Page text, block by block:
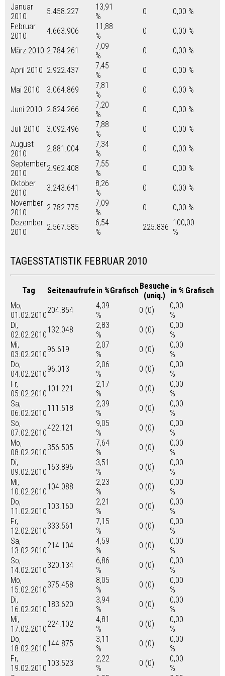
Januar
2010
5.458.227
13,91
%
0
0,00 %
Februar
2010
4.663.906
11,88
%
0 0,00 %
März 2010 2.784.261
7,09
%
0 0,00 %
April 2010 2.922.437
7,45
%
0 0,00 %
Mai 2010 3.064.869
7,81
%
0 0,00 %
Juni 2010 2.824.266
7,20
%
0 0,00 %
Juli 2010 3.092.496
7,88
%
0
0,00 %
August
2010
2.881.004
7,34
%
0
0,00 %
September
2010
2.962.408
7,55
%
0
0,00 %
Oktober
2010
3.243.641
8,26
%
0
0,00 %
November
2010
2.782.775
7,09
%
0
0,00 %
Dezember
2010
2.567.585
6,54
%
225.836 100,00
%
TAGESSTATISTIK FEBRUAR 2010
Tag Seitenaufrufe in %GrafischBesuche
(uniq.)
in % Grafisch
Mo,
01.02.2010
204.854
4,39
%
0 (0)
0,00
%
Di,
02.02.2010
132.048
2,83
%
0 (0)
0,00
%
Mi,
03.02.2010
96.619
2,07
%
0 (0)
0,00
%
Do,
04.02.2010
96.013
2,06
%
0 (0)
0,00
%
Fr,
05.02.2010
101.221
2,17
%
0 (0)
0,00
%
Sa,
06.02.2010
111.518
2,39
%
0 (0)
0,00
%
So,
07.02.2010
422.121
9,05
%
0 (0)
0,00
%
Mo,
08.02.2010
356.505
7,64
%
0 (0)
0,00
%
Di,
09.02.2010
163.896
3,51
%
0 (0)
0,00
%
Mi,
10.02.2010
104.088
2,23
%
0 (0)
0,00
%
Do,
11.02.2010
103.160
2,21
%
0 (0)
0,00
%
Fr,
12.02.2010
333.561
7,15
%
0 (0)
0,00
%
Sa,
13.02.2010
214.104
4,59
%
0 (0)
0,00
%
So,
14.02.2010
320.134
6,86
%
0 (0)
0,00
%
Mo,
15.02.2010
375.458
8,05
%
0 (0)
0,00
%
Di,
16.02.2010
183.620
3,94
%
0 (0)
0,00
%
Mi,
17.02.2010
224.102
4,81
%
0 (0)
0,00
%
Do,
18.02.2010
144.875
3,11
%
0 (0)
0,00
%
Fr,
19.02.2010
103.523
2,22
%
0 (0)
0,00
%